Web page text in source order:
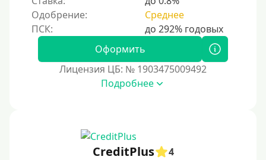
ичества.
Моментум (Momentum)
С помощью системы Контакт
С использованием системы быстрых платежей (СБП)
Без активации сервиса
Без участия банков
Одобрение:
Среднее
Оформить
Лицензия ЦБ: № 1903475009492
Подробнее
CreditPlus
4